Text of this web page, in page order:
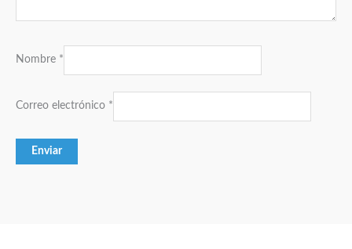
Nombre *
Correo electrónico *